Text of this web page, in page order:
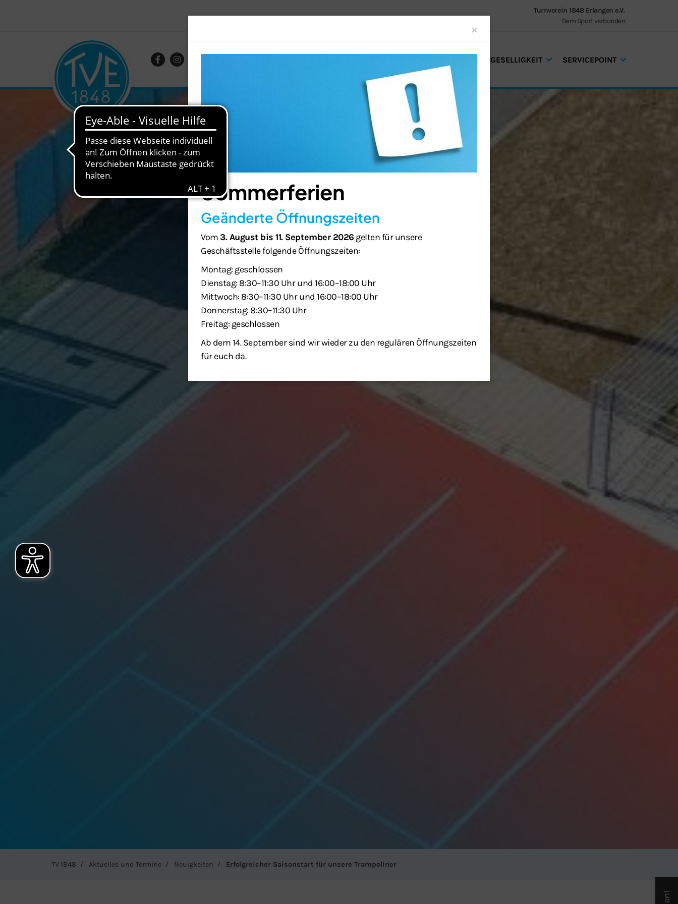
Turnverein 1848 Erlangen e.V.
Dem Sport verbunden.
VERANSTALTUNGEN UND GESELLIGKEIT SERVICEPOINT
TV 1848 Aktuelles und Termine Neuigkeiten Erfolgreicher Saisonstart für unsere Trampoliner
×
Sommerferien
Geänderte Öffnungszeiten
Vom3. August bis 11. September 2026 gelten für unsere
Geschäftsstelle folgende Öffnungszeiten:
Montag: geschlossen
Dienstag: 8:30–11:30 Uhr und 16:00–18:00 Uhr
Mittwoch: 8:30–11:30 Uhr und 16:00–18:00 Uhr
Donnerstag: 8:30–11:30 Uhr
Freitag: geschlossen
Ab dem 14. September sind wir wieder zu den regulären Öffnungszeiten
für euch da.